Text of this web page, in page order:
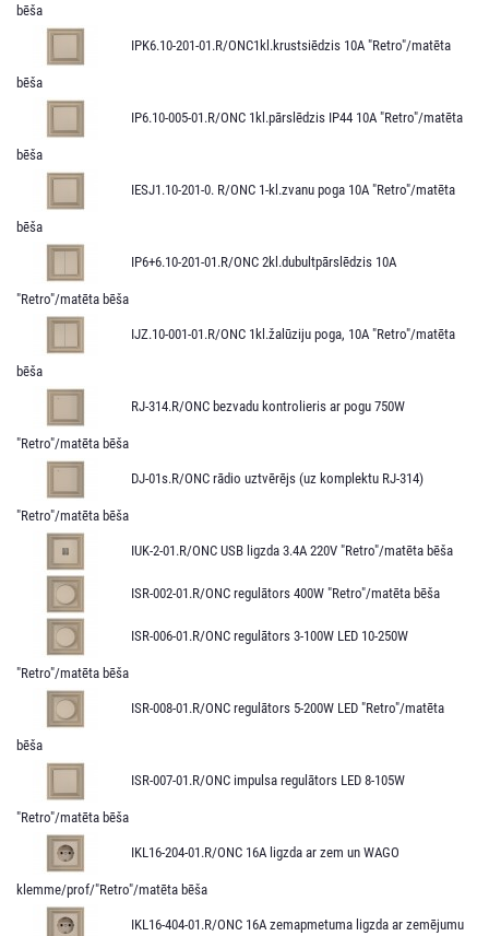
bēša
IPK6.10-201-01.R/ONC1kl.krustsiēdzis 10A "Retro"/matēta
bēša
IP6.10-005-01.R/ONC 1kl.pārslēdzis IP44 10A "Retro"/matēta
bēša
IESJ1.10-201-0. R/ONC 1-kl.zvanu poga 10A "Retro"/matēta
bēša
IP6+6.10-201-01.R/ONC 2kl.dubultpārslēdzis 10A
"Retro"/matēta bēša
IJZ.10-001-01.R/ONC 1kl.žalūziju poga, 10A "Retro"/matēta
bēša
RJ-314.R/ONC bezvadu kontrolieris ar pogu 750W
"Retro"/matēta bēša
DJ-01s.R/ONC rādio uztvērējs (uz komplektu RJ-314)
"Retro"/matēta bēša
IUK-2-01.R/ONC USB ligzda 3.4A 220V "Retro"/matēta bēša
ISR-002-01.R/ONC regulātors 400W "Retro"/matēta bēša
ISR-006-01.R/ONC regulātors 3-100W LED 10-250W
"Retro"/matēta bēša
ISR-008-01.R/ONC regulātors 5-200W LED "Retro"/matēta
bēša
ISR-007-01.R/ONC impulsa regulātors LED 8-105W
"Retro"/matēta bēša
IKL16-204-01.R/ONC 16A ligzda ar zem un WAGO
klemme/prof/"Retro"/matēta bēša
IKL16-404-01.R/ONC 16A zemapmetuma ligzda ar zemējumu